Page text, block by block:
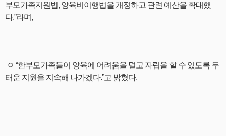
부모가족지원법, 양육비이행법을 개정하고 관련 예산을 확대했
다.”라며,
ㅇ “한부모가족들이 양육에 어려움을 덜고 자립을 할 수 있도록 두
터운 지원을 지속해 나가겠다.”고 밝혔다.